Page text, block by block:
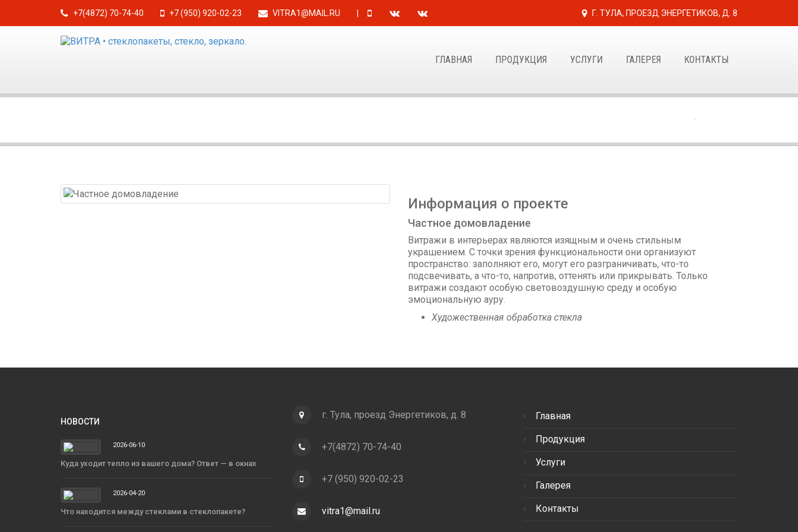
+7(4872) 70-74-40 +7 (950) 920-02-23 VITRA1@MAIL.RU Г. ТУЛА, ПРОЕЗД ЭНЕРГЕТИКОВ, Д. 8
ГЛАВНАЯ ПРОДУКЦИЯ УСЛУГИ ГАЛЕРЕЯ КОНТАКТЫ
Информация о проекте
Частное домовладение
Витражи в интерьерах являются изящным и очень стильным
украшением. С точки зрения функциональности они организуют
пространство: заполняют его, могут его разграничивать, что-то
подсвечивать, а что-то, напротив, оттенять или прикрывать. Только
витражи создают особую световоздушную среду и особую
эмоциональную ауру.
Художественная обработка стекла
НОВОСТИ
2026-06-10
Куда уходит тепло из вашего дома? Ответ — в окнах
2026-04-20
Что находится между стеклами в стеклопакете?
г. Тула, проезд Энергетиков, д. 8
+7(4872) 70-74-40
+7 (950) 920-02-23
vitra1@mail.ru
Главная
Продукция
Услуги
Галерея
Контакты